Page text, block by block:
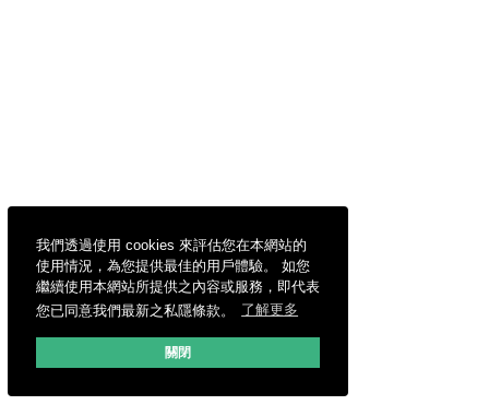
我們透過使用 cookies 來評估您在本網站的
使用情況，為您提供最佳的用戶體驗。 如您
繼續使用本網站所提供之內容或服務，即代表
您已同意我們最新之私隱條款。
了解更多
關閉